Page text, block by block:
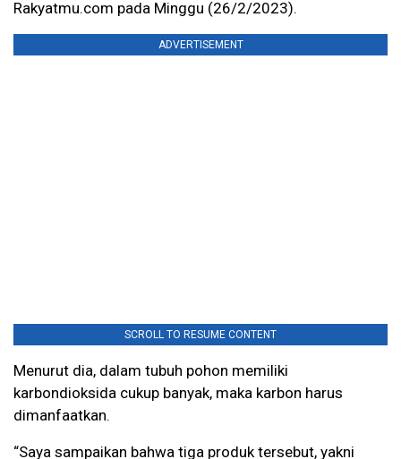
Rakyatmu.com pada Minggu (26/2/2023).
ADVERTISEMENT
SCROLL TO RESUME CONTENT
Menurut dia, dalam tubuh pohon memiliki
karbondioksida cukup banyak, maka karbon harus
dimanfaatkan.
“Saya sampaikan bahwa tiga produk tersebut, yakni